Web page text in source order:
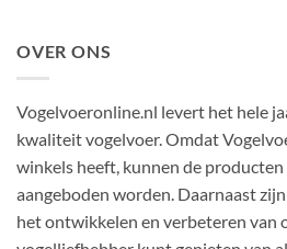
OVER ONS
Vogelvoeronline.nl levert het hele
kwaliteit vogelvoer. Omdat
winkels heeft, kunnen de
aangeboden worden. Daarnaast
het ontwikkelen en verbeteren van